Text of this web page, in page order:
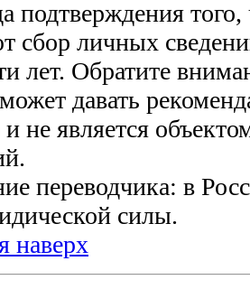
подтверждения
сбор личных
лет. Обратите
давать
не является
переводчика: в
силы.
наверх